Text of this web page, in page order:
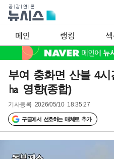
메인 랭킹
부여 충화면 산불 4
㏊ 영향(종합)
기사등록 2026/05/10 18:35:27
구글에서 선호하는 매체로 추가